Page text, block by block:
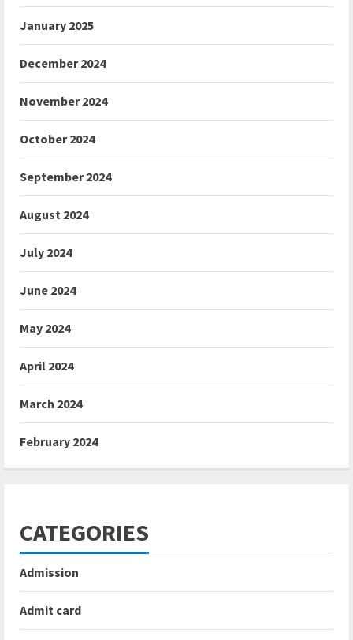
January 2025
December 2024
November 2024
October 2024
September 2024
August 2024
July 2024
June 2024
May 2024
April 2024
March 2024
February 2024
CATEGORIES
Admission
Admit card